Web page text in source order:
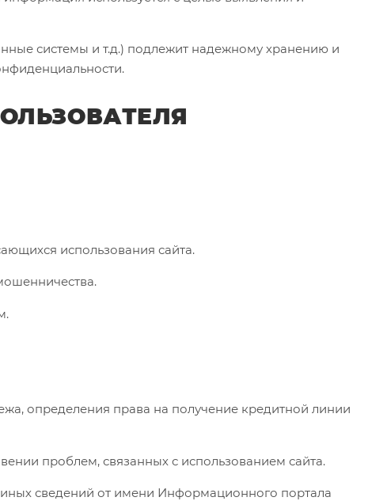
системы и т.д.) подлежит надежному хранению и
использования сайта.
определения права на получение кредитной линии
проблем, связанных с использованием сайта.
иных сведений от имени Информационного портала